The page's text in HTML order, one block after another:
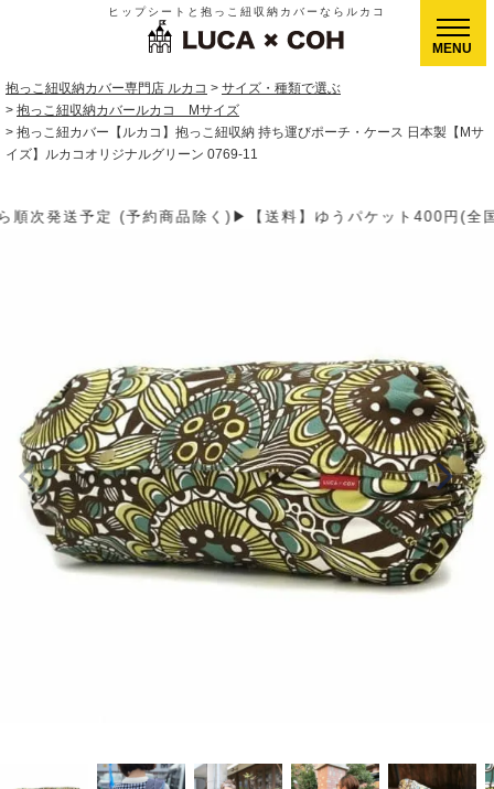
ヒップシートと抱っこ紐収納カバーならルカコ
抱っこ紐収納カバー専門店 ルカコ
サイズ・種類で選ぶ
抱っこ紐収納カバールカコ Mサイズ
抱っこ紐カバー【ルカコ】抱っこ紐収納 持ち運びポーチ・ケース 日本製【Mサ
イズ】ルカコオリジナルグリーン 0769-11
ト400円(全国一律)、ゆうパック900円(沖縄北海道除く）